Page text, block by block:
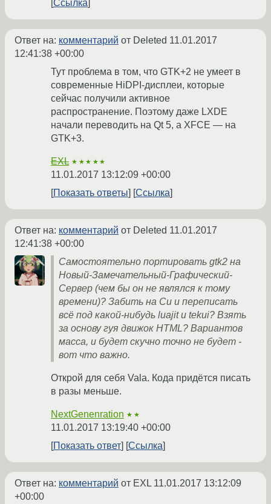
Ссылка
Ответ на: комментарий от Deleted 11.01.2017
12:41:38 +00:00
Тут проблема в том, что GTK+2 не умеет в
современные HiDPI-дисплеи, которые
сейчас получили активное
распространение. Поэтому даже LXDE
начали переводить на Qt 5, а XFCE — на
GTK+3.
EXL ★★★★★
11.01.2017 13:12:09 +00:00
Показать ответы
Ссылка
Ответ на: комментарий от Deleted 11.01.2017
12:41:38 +00:00
Самостоятельно портировать gtk2 на
Новый-Замечательный-Графический-
Сервер (чем бы он не являлся к тому
времени)? Забить на Си и переписать
всё под какой-нибудь luajit и tekui? Взять
за основу гуя движок HTML? Вариантов
масса, и будет скучно точно не будет -
вот что важно.
Открой для себя Vala. Кода придётся писать
в разы меньше.
NextGenenration ★★
11.01.2017 13:19:40 +00:00
Показать ответ
Ссылка
Ответ на: комментарий от EXL 11.01.2017 13:12:09
+00:00